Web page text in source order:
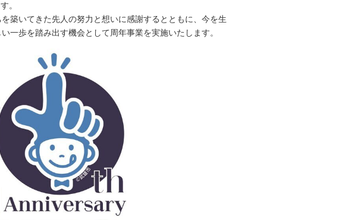
。
いてきた先人の努力と想いに感謝するとともに、今を生
一歩を踏み出す機会として周年事業を実施いたします。